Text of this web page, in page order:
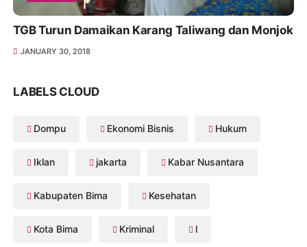
TGB Turun Damaikan Karang Taliwang dan Monjok
JANUARY 30, 2018
LABELS CLOUD
Dompu Ekonomi Bisnis Hukum
Iklan jakarta Kabar Nusantara
Kabupaten Bima Kesehatan
Kota Bima Kriminal l